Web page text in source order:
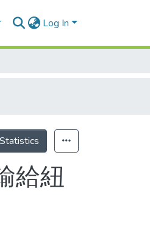
Log In
Statistics
給紐